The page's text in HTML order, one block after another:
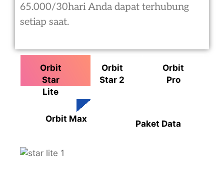
65.000/30hari Anda dapat terhubung
setiap saat.
Orbit
Star
Lite
Orbit
Star 2
Orbit
Pro
Orbit Max Paket Data